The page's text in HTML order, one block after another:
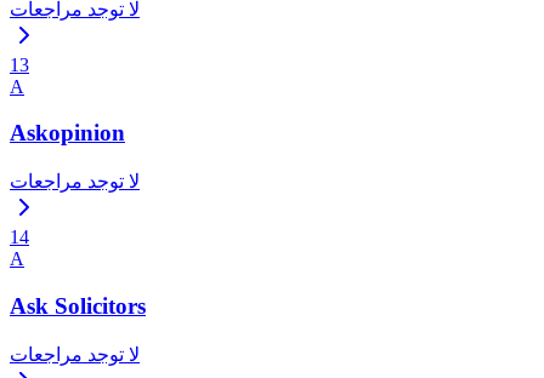
لا توجد مراجعات
13
A
Askopinion
لا توجد مراجعات
14
A
Ask Solicitors
لا توجد مراجعات